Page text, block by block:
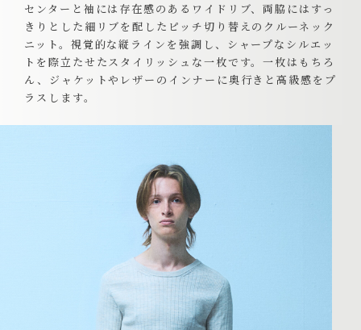
センターと袖には存在感のあるワイドリブ、両脇にはすっ
きりとした細リブを配したピッチ切り替えのクルーネック
ニット。視覚的な縦ラインを強調し、シャープなシルエッ
トを際立たせたスタイリッシュな一枚です。一枚はもちろ
ん、ジャケットやレザーのインナーに奥行きと高級感をプ
ラスします。